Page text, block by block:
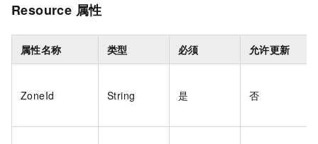
Resource 属性
属性名称 类型 必须 允许更新
ZoneId String 是 否